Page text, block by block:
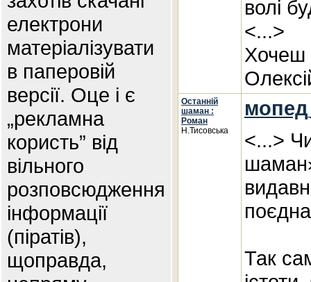
електрони
матеріалізувати
в паперовій
версії. Оце і є
„рекламна
користь” від
вільного
розповсюдження
інформації
(піратів),
щоправда,
волі
<...>
Хочеш
Останній
шаман :
Роман
Н.Тисовська
<...>
Так